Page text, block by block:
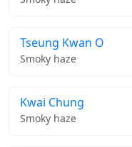
Tseung Kwan O
Smoky haze
Kwai Chung
Smoky haze